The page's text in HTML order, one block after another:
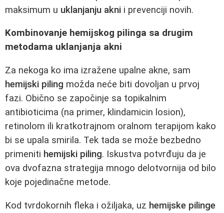
maksimum u uklanjanju akni i prevenciji novih.
Kombinovanje hemijskog pilinga sa drugim
metodama uklanjanja akni
Za nekoga ko ima izražene upalne akne, sam
hemijski piling možda neće biti dovoljan u prvoj
fazi. Obično se započinje sa topikalnim
antibioticima (na primer, klindamicin losion),
retinolom ili kratkotrajnom oralnom terapijom kako
bi se upala smirila. Tek tada se može bezbedno
primeniti hemijski piling. Iskustva potvrđuju da je
ova dvofazna strategija mnogo delotvornija od bilo
koje pojedinačne metode.
Kod tvrdokornih fleka i ožiljaka, uz hemijske pilinge